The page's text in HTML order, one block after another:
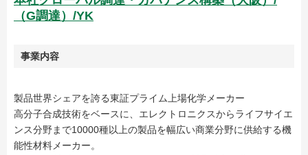
（G調達）/YK
事業内容
製品世界シェアを誇る東証プライム上場化学メーカー
高分子合成技術をベースに、エレクトロニクスからライフサイエ
ンス分野まで10000種以上の製品を幅広い商業分野に供給する機
能性材料メーカー。